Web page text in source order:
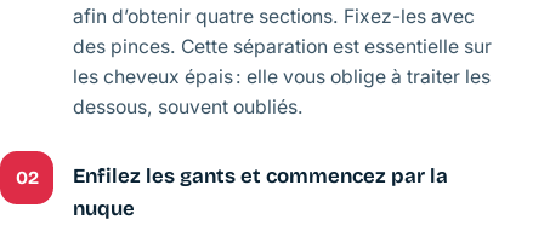
afin d’obtenir quatre sections. Fixez-les avec
des pinces. Cette séparation est essentielle sur
les cheveux épais : elle vous oblige à traiter les
dessous, souvent oubliés.
02
Enfilez les gants et commencez par la
nuque